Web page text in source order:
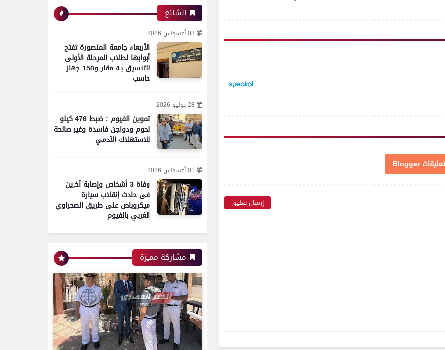
تعليقات Blogger
إرسال تعليق
الشائع
03 أغسطس 2026
الأربعاء جامعة المنصورة تفتح
أبوابها لطلاب المرحلة الأولى
للتنسيق بـ4 مقار و150 جهاز
حاسب
28 يوليو 2026
تموين الفيوم : ضبط 476 كيلو
لحوم ودواجن فاسدة وغير صالحة
للاستهلاك الآدمي
01 أغسطس 2026
وفاة 3 أشخاص وإصابة آخرين
فى حادث إنقلاب سيارة
ميكروباص على طريق الصحراوي
الغربي بالفيوم
مشاركة مميزة
محافظات
مدير أمن سوهاج يتفقد
الخدمات الأمنية والارتكازات
..ويؤكد ضرورة اليقظة التامة
تموين الفيوم ضبط سيارة نقل
محملة بـ 1750 كيلو جبنة
مجهولة المصدر وغير صالحة
للاستهلاك الآدمي
محافظات